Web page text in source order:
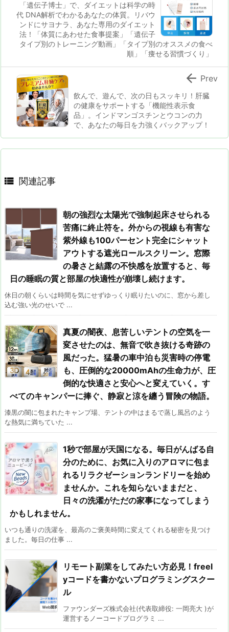
「遺伝子博士」で、ダイエットは科学の時
代 DNA解析でわかるあなたの体質。リバウ
ンドにサヨナラ、あなた専用のダイエット
法！「体質にあわせた食事提案」「遺伝子
タイプ別のトレーニング動画」「タイプ別のオススメの食べ
順」「痩せる習慣づくり」
飲んで、遊んで、次の日もスッキリ！肝臓
の健康をサポートする「機能性表示食
品」。インドマンゴスチンとウコンの力
で、あなたの毎日を力強くバックアップ！
 Prev
 関連記事
朝の強烈な太陽光で強制起床させられる
苦痛に終止符を。外からの視線も有害な
紫外線も100パーセント完全にシャット
アウトする遮光ロールスクリーン。窓際
の暑さと結露の不快感を放置すると、毎
日の睡眠の質と部屋の快適性が崩壊し続けます。
休日の朝くらいは時間を気にせずゆっくり眠りたいのに、窓から差し
込む強い光のせいで ...
真夏の闇夜、息苦しいテントの空気を一
変させたのは、無音で吹き抜ける奇跡の
風だった。猛暑の車中泊も災害時の停電
も、圧倒的な20000mAhの生命力が、圧
倒的な快適さと安心へと変えていく。す
べてのキャンパーに捧ぐ、静寂と涼を纏う冒険の物語。
漆黒の闇に包まれたキャンプ場、テントの中はまるで蒸し風呂のよう
な熱気に満ちていた ...
1秒で部屋が天国になる。毎日がんばる自
分のために、お気に入りのアロマに包ま
れるリラクゼーションランドリーを始め
ませんか。これを知らないままだと、
日々の洗濯がただの家事になってしまう
かもしれません。
いつも通りの洗濯を、最高のご褒美時間に変えてくれる秘密を見つけ
ました。毎日の仕事 ...
リモート副業をしてみたい方必見！freel
yコードを書かないプログラミングスクー
ル
ファウンダーズ株式会社(代表取締役: 一岡亮大 )が
運営するノーコードプログラミ ...